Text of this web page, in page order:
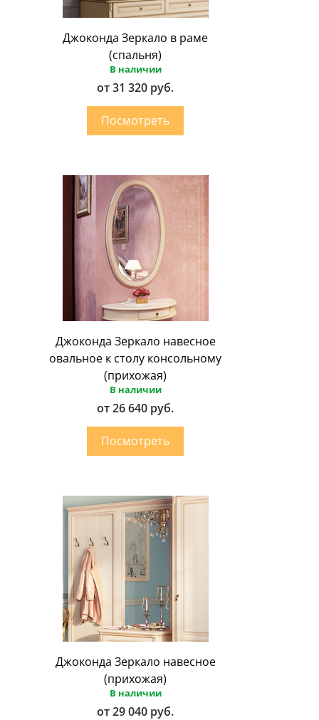
Джоконда Зеркало в раме
(спальня)
В наличии
от 31 320 руб.
Джоконда Зеркало навесное
овальное к столу консольному
(прихожая)
В наличии
от 26 640 руб.
Джоконда Зеркало навесное
(прихожая)
В наличии
от 29 040 руб.